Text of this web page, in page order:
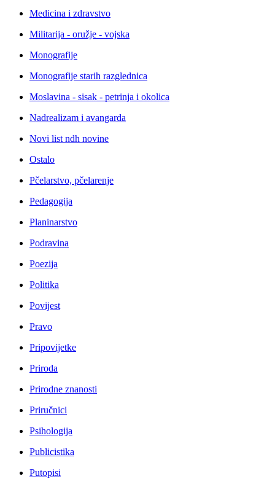
Medicina i zdravstvo
Militarija - oružje - vojska
Monografije
Monografije starih razglednica
Moslavina - sisak - petrinja i okolica
Nadrealizam i avangarda
Novi list ndh novine
Ostalo
Pčelarstvo, pčelarenje
Pedagogija
Planinarstvo
Podravina
Poezija
Politika
Povijest
Pravo
Pripovijetke
Priroda
Prirodne znanosti
Priručnici
Psihologija
Publicistika
Putopisi